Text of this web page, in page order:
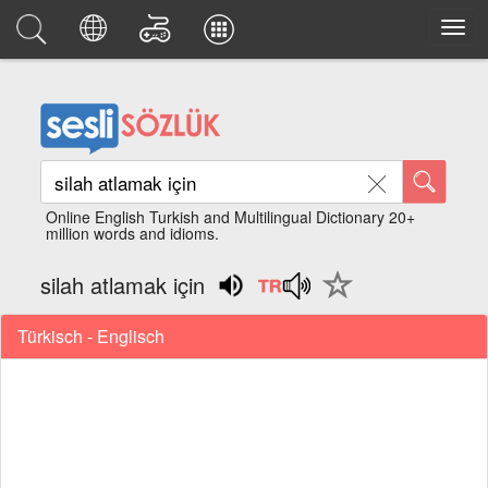
Online English Turkish and Multilingual Dictionary 20+
million words and idioms.
silah atlamak için
Türkisch - Englisch